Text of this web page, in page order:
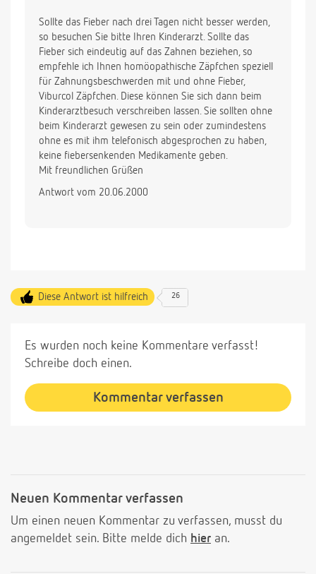
Sollte das Fieber nach drei Tagen nicht besser werden,
so besuchen Sie bitte Ihren Kinderarzt. Sollte das
Fieber sich eindeutig auf das Zahnen beziehen, so
empfehle ich Ihnen homöopathische Zäpfchen speziell
für Zahnungsbeschwerden mit und ohne Fieber,
Viburcol Zäpfchen. Diese können Sie sich dann beim
Kinderarztbesuch verschreiben lassen. Sie sollten ohne
beim Kinderarzt gewesen zu sein oder zumindestens
ohne es mit ihm telefonisch abgesprochen zu haben,
keine fiebersenkenden Medikamente geben.
Mit freundlichen Grüßen
Antwort vom 20.06.2000
Diese Antwort ist hilfreich 26
Es wurden noch keine Kommentare verfasst!
Schreibe doch einen.
Kommentar verfassen
Neuen Kommentar verfassen
Um einen neuen Kommentar zu verfassen, musst du
angemeldet sein. Bitte melde dich hier an.